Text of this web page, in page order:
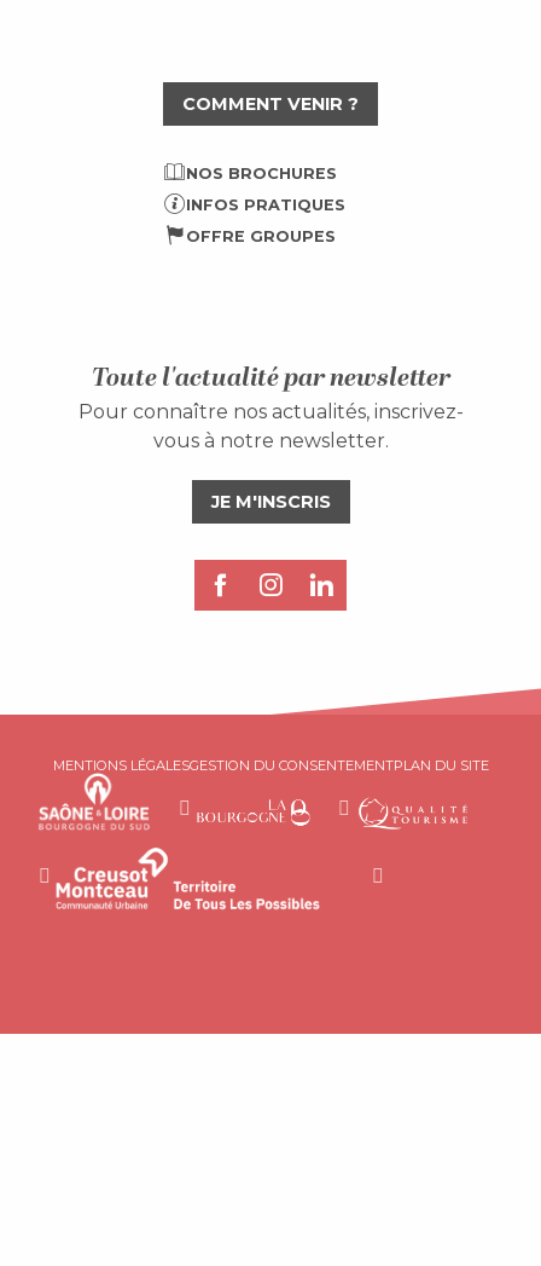
COMMENT VENIR ?
NOS BROCHURES
INFOS PRATIQUES
OFFRE GROUPES
Toute l'actualité par newsletter
Pour connaître nos actualités, inscrivez-
vous à notre newsletter.
JE M'INSCRIS
MENTIONS LÉGALESGESTION DU CONSENTEMENTPLAN DU SITE